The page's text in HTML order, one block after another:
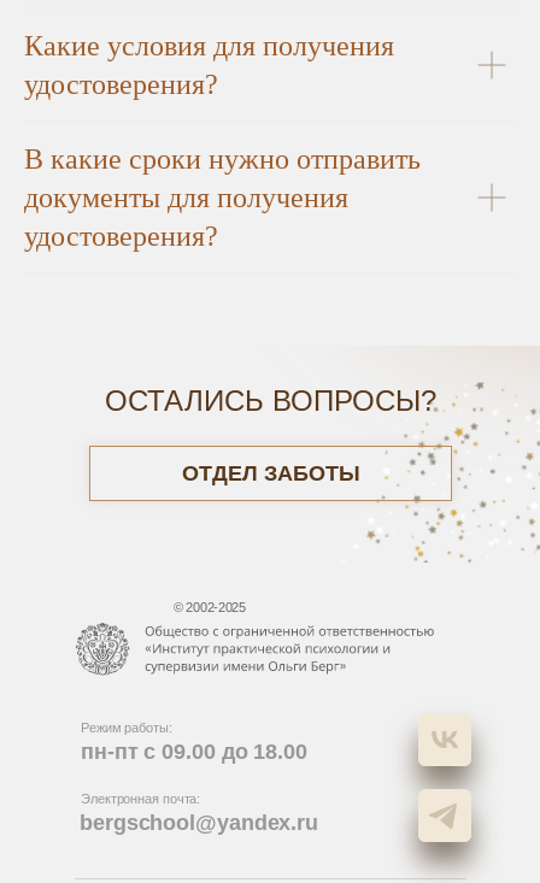
Какие условия для получения
удостоверения?
В какие сроки нужно отправить
документы для получения
удостоверения?
ОСТАЛИСЬ ВОПРОСЫ?
ОТДЕЛ ЗАБОТЫ
Режим работы:
пн-пт с 09.00 до 18.00
Электронная почта:
bergschool@yandex.ru
©2002-2025